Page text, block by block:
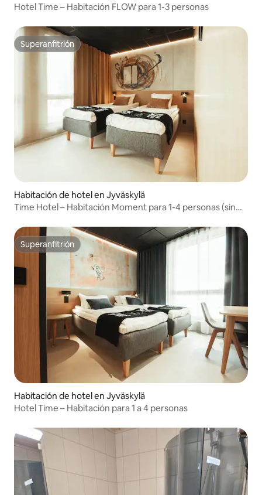
Hotel Time – Habitación FLOW para 1-3 personas
Superanfitrión
Superanfitrión
Habitación de hotel en Jyväskylä
Time Hotel – Habitación Moment para 1-4 personas (sin
Superanfitrión
Superanfitrión
Habitación de hotel en Jyväskylä
Hotel Time – Habitación para 1 a 4 personas